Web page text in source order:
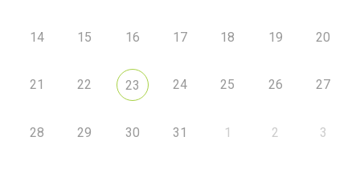
14 15 16 17 18 19 20
21 22 23 24 25 26 27
28 29 30 31 1 2 3